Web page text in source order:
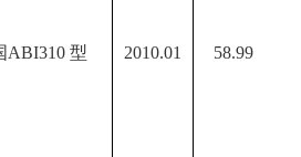
ABI310 型 2010.01 58.99